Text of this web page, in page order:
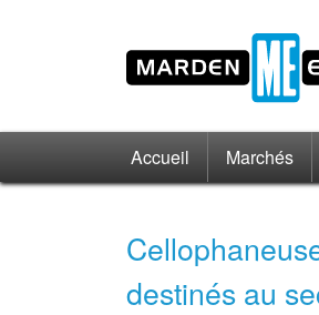
Accueil Marchés
destinés au